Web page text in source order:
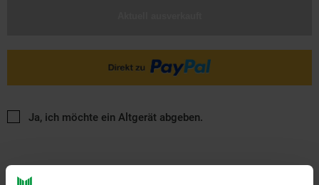
Ja, ich möchte ein Altgerät abgeben.